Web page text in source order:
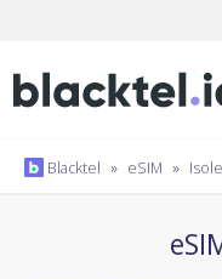
Blacktel » eSIM »